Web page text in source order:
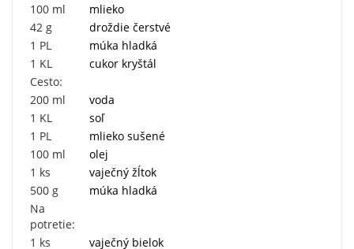
100 ml
mlieko
42 g
droždie čerstvé
1 PL
múka hladká
1 KL
cukor kryštál
Cesto:
200 ml
voda
1 KL
soľ
1 PL
mlieko sušené
100 ml
olej
1 ks
vaječný žĺtok
500 g
múka hladká
Na
potretie:
1 ks
vaječný bielok